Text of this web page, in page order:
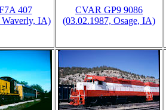
407
Waverly, IA)
CVAR GP9 9086
(03.02.1987, Osage, IA)